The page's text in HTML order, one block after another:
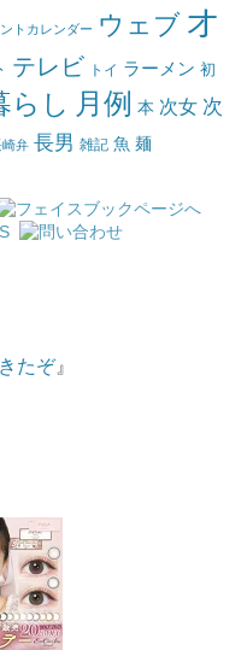
トカレンダー ウェブ オ
テレビ トイ ラーメン 初
らし 月例 本 次女 次
崎弁 長男 雑記 魚 麺
たぞ』